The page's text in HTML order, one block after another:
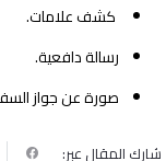
كشف علامات.
رسالة دافعية.
صورة عن جواز
شارك المقال عبر: